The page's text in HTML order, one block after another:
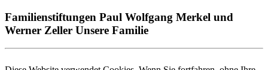
Familienstiftungen Paul Wolfgang Merkel und
Werner Zeller Unsere Familie